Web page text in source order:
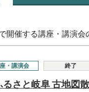
催する講座・講演会
・講演会 終了
るさと岐阜 古地図